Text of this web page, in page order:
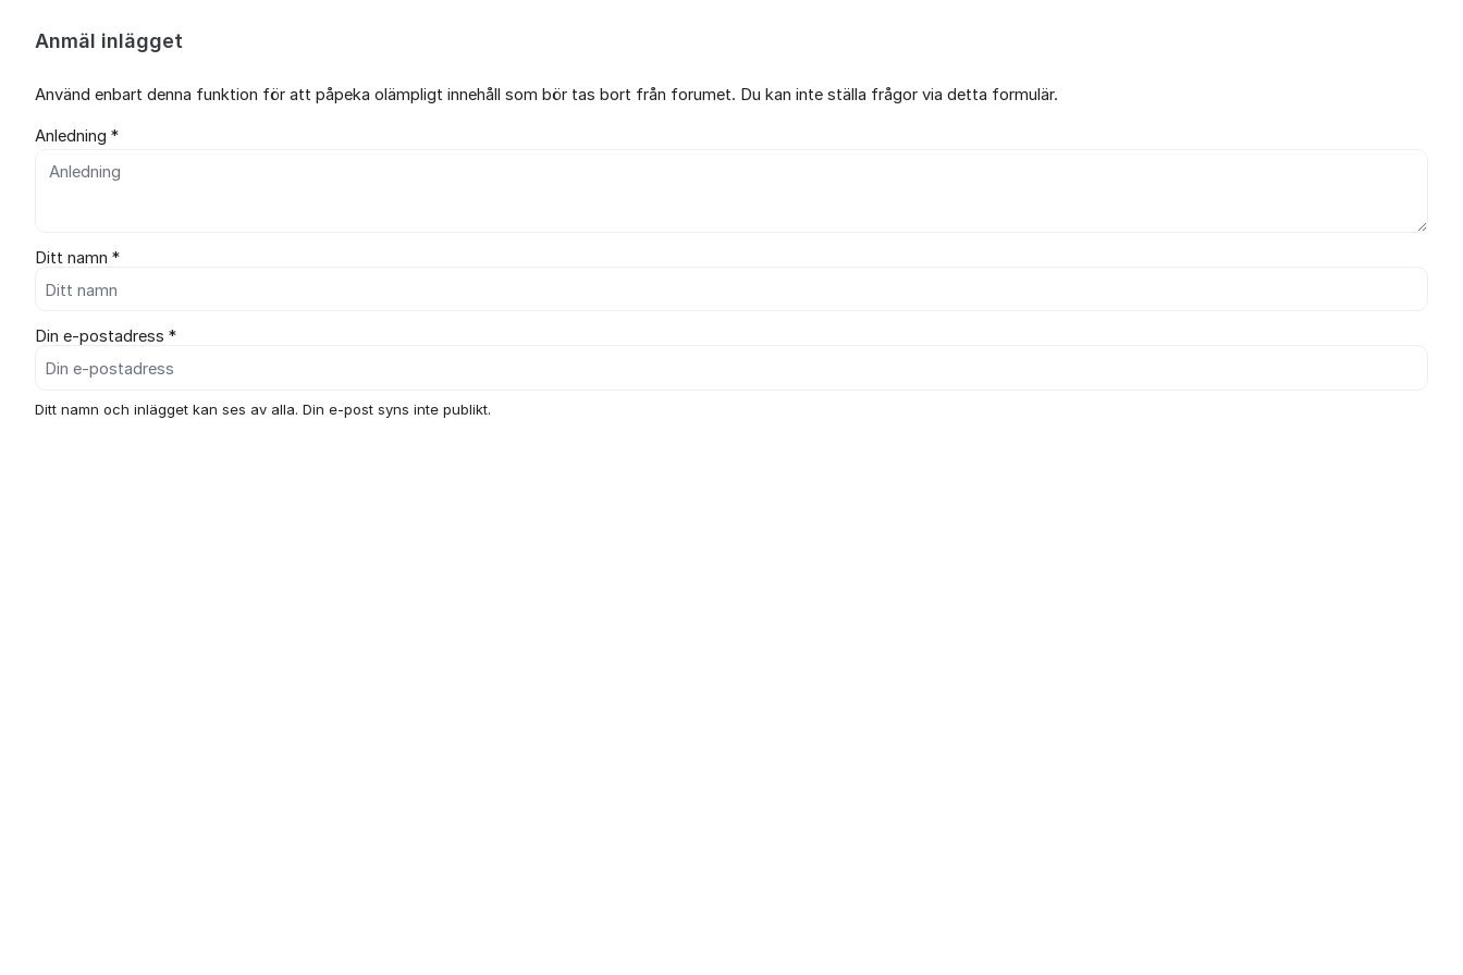
Anmäl inlägget
Använd enbart denna funktion för att påpeka olämpligt innehåll som bör tas bort från forumet. Du kan inte ställa frågor via detta formulär.
Anledning *
Ditt namn *
Din e-postadress *
Ditt namn och inlägget kan ses av alla. Din e-post syns inte publikt.